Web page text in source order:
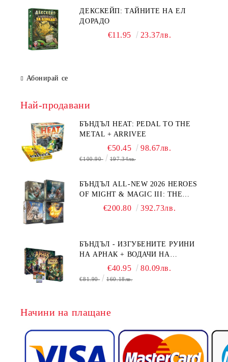
ДЕКСКЕЙП: ТАЙНИТЕ НА ЕЛ
ДОРАДО
€11.95 23.37лв.
Абонирай се
Най-продавани
БЪНДЪЛ HEAT: PEDAL TO THE
METAL + ARRIVEE
€50.45 98.67лв.
€100.90 197.34лв.
БЪНДЪЛ ALL-NEW 2026 HEROES
OF MIGHT & MAGIC III: THE
BOARD GAME EXPANSIONS -
€200.80 392.73лв.
БЪНДЪЛ - ИЗГУБЕНИТЕ РУИНИ
НА АРНАК + ВОДАЧИ НА
ЕКСПЕДИЦИИ + ПРОМО КАРТИ
БЕЗПЛАТНО
€40.95 80.09лв.
€81.90 160.18лв.
Начини на плащане